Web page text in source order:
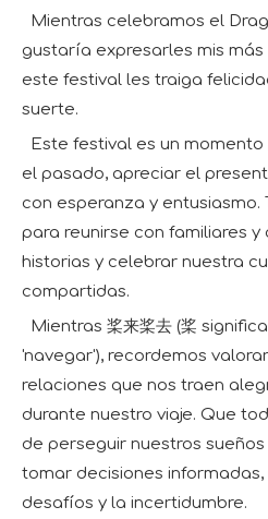
Mientras celebramos el
gustaría expresarles mis
este festival les traiga
suerte.
Este festival es un
el pasado, apreciar el
con esperanza y entusiasmo.
para reunirse con familiares
historias y celebrar nuestra
compartidas.
Mientras 桨来桨去 (桨
'navegar'), recordemos
relaciones que nos traen
durante nuestro viaje. Que
de perseguir nuestros
tomar decisiones
desafíos y la incertidumbre.